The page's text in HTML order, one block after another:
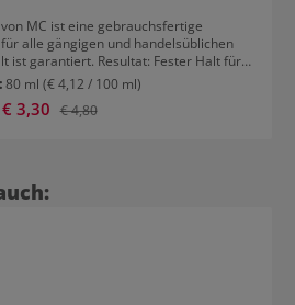
MC ist eine gebrauchsfertige
alle gängigen und handelsüblichen
Fester Halt für
und Wellen
80 ml (€ 4,12 / 100 ml)
Verkaufspreis:
€ 3,30 Regulärer Preis:
€ 4,80